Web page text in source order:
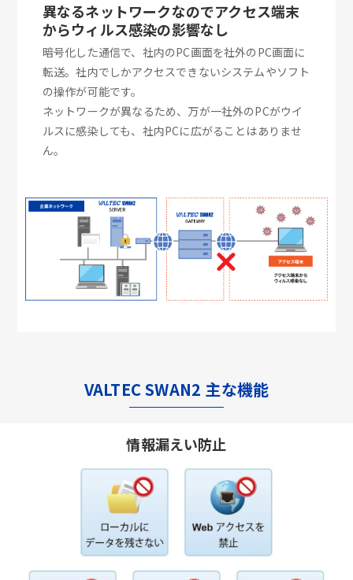
異なるネットワークなのでアクセス端末
からウィルス感染の影響なし
暗号化した通信で、社内のPC画面を社外のPC画面に
転送。社内でしかアクセスできないシステムやソフト
の操作が可能です。
ネットワークが異なるため、万が一社外のPCがウイ
ルスに感染しても、社内PCに広がることはありませ
ん。
VALTEC SWAN2 主な機能
情報漏えい防止